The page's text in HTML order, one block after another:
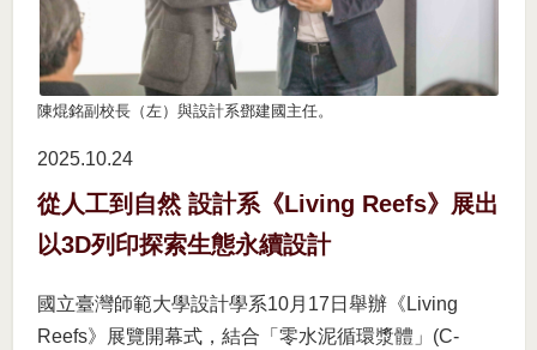
陳焜銘副校長（左）與設計系鄧建國主任。
2025.10 24
從人工到自然 設計系《Living Reefs》展出
以3D列印探索生態永續設計
國立臺灣師範大學設計學系10月17日舉辦《Living
Reefs》展覽開幕式，結合「零水泥循環漿體」(C-